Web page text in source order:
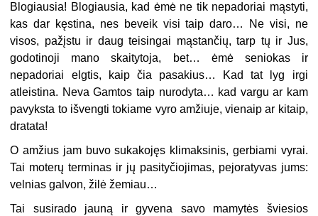
Blogiausia! Blogiausia, kad ėmė ne tik nepadoriai mąstyti,
kas dar kęstina, nes beveik visi taip daro… Ne visi, ne
visos, pažįstu ir daug teisingai mąstančių, tarp tų ir Jus,
godotinoji mano skaitytoja, bet… ėmė seniokas ir
nepadoriai elgtis, kaip čia pasakius… Kad tat lyg irgi
atleistina. Neva Gamtos taip nurodyta… kad vargu ar kam
pavyksta to išvengti tokiame vyro amžiuje, vienaip ar kitaip,
dratata!
O amžius jam buvo sukakojęs klimaksinis, gerbiami vyrai.
Tai moterų terminas ir jų pasityčiojimas, pejoratyvas jums:
velnias galvon, žilė žemiau…
Tai susirado jauną ir gyvena savo mamytės šviesios